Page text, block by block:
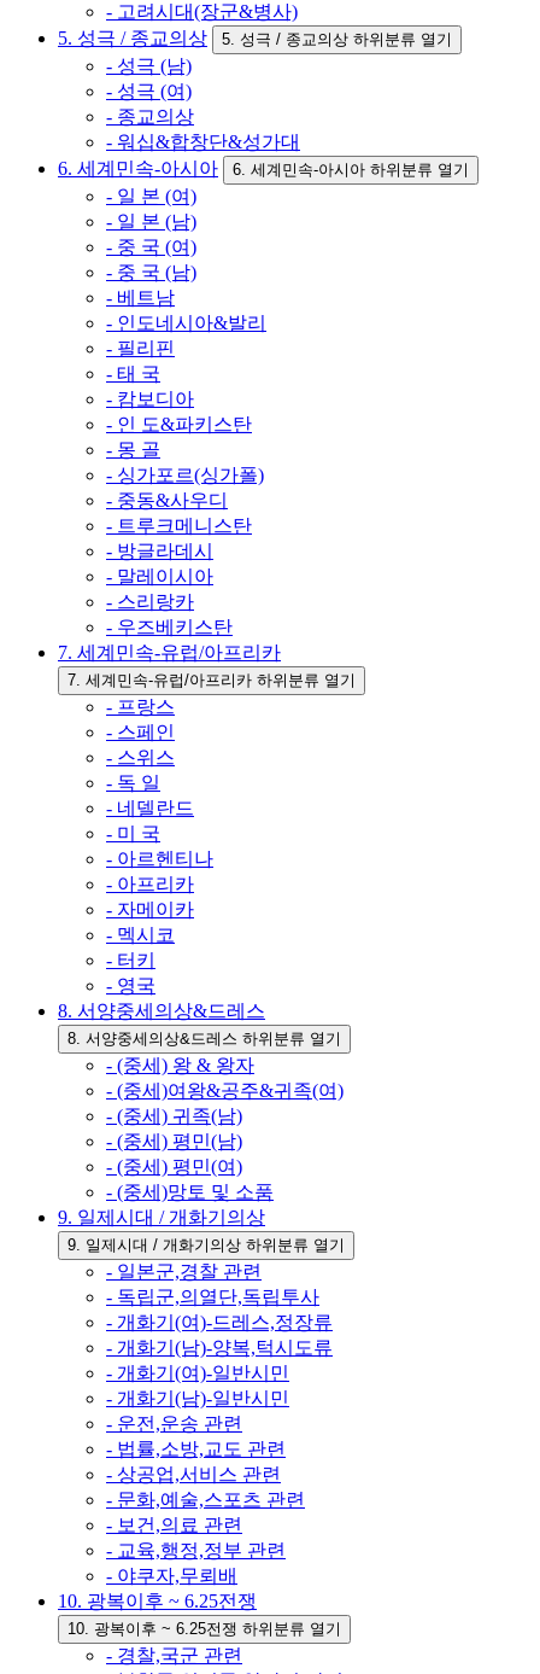
- 고려시대(장군&병사)
5. 성극 / 종교의상
5. 성극 / 종교의상 하위분류 열기
- 성극 (남)
- 성극 (여)
- 종교의상
- 워십&합창단&성가대
6. 세계민속-아시아
6. 세계민속-아시아 하위분류 열기
- 일 본 (여)
- 일 본 (남)
- 중 국 (여)
- 중 국 (남)
- 베트남
- 인도네시아&발리
- 필리핀
- 태 국
- 캄보디아
- 인 도&파키스탄
- 몽 골
- 싱가포르(싱가폴)
- 중동&사우디
- 트루크메니스탄
- 방글라데시
- 말레이시아
- 스리랑카
- 우즈베키스탄
7. 세계민속-유럽/아프리카
7. 세계민속-유럽/아프리카 하위분류 열기
- 프랑스
- 스페인
- 스위스
- 독 일
- 네델란드
- 미 국
- 아르헨티나
- 아프리카
- 자메이카
- 멕시코
- 터키
- 영국
8. 서양중세의상&드레스
8. 서양중세의상&드레스 하위분류 열기
- (중세) 왕 & 왕자
- (중세)여왕&공주&귀족(여)
- (중세) 귀족(남)
- (중세) 평민(남)
- (중세) 평민(여)
- (중세)망토 및 소품
9. 일제시대 / 개화기의상
9. 일제시대 / 개화기의상 하위분류 열기
- 일본군,경찰 관련
- 독립군,의열단,독립투사
- 개화기(여)-드레스,정장류
- 개화기(남)-양복,턱시도류
- 개화기(여)-일반시민
- 개화기(남)-일반시민
- 운전,운송 관련
- 법률,소방,교도 관련
- 상공업,서비스 관련
- 문화,예술,스포츠 관련
- 보건,의료 관련
- 교육,행정,정부 관련
- 야쿠자,무뢰배
10. 광복이후 ~ 6.25전쟁
10. 광복이후 ~ 6.25전쟁 하위분류 열기
- 경찰,국군 관련